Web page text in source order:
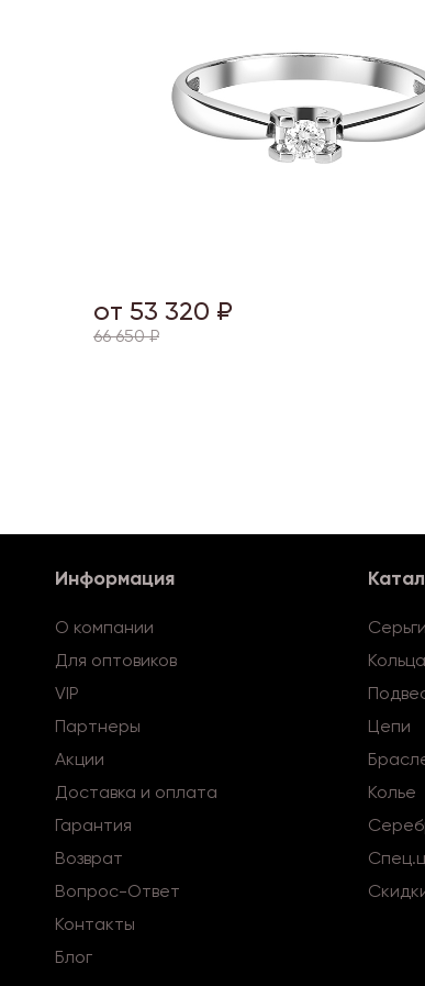
от 53 320 ₽
66 650 ₽
Информация
О компании
Для оптовиков
VIP
Партнеры
Акции
Доставка и оплата
Гарантия
Возврат
Вопрос-Ответ
Контакты
Блог
Серьги
Кольца
Цепи
Колье